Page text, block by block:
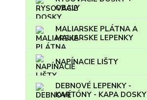
OBALY
MALIARSKE PLÁTNA A
MALIARSKE LEPENKY
NAPÍNACIE LIŠTY
DEBNOVÉ LEPENKY -
KARTÓNY - KAPA DOSKY